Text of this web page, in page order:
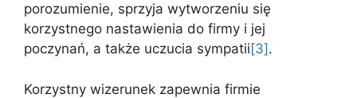
porozumienie, sprzyja wytworzeniu się
korzystnego nastawienia do firmy i jej
poczynań, a także uczucia sympatii [3] .
Korzystny wizerunek zapewnia firmie